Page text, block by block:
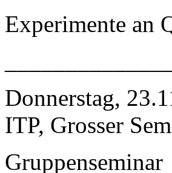
Experimente an
Donnerstag,
ITP, Grosser
Gruppenseminar